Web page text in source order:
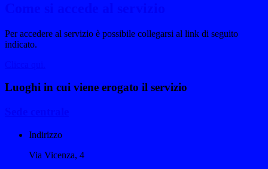
Per accedere al servizio è possibile collegarsi al link di seguito
indicato.
Luoghi in cui viene erogato il servizio
Indirizzo
Via Vicenza, 4